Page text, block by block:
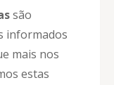
são
informados
mais nos
estas